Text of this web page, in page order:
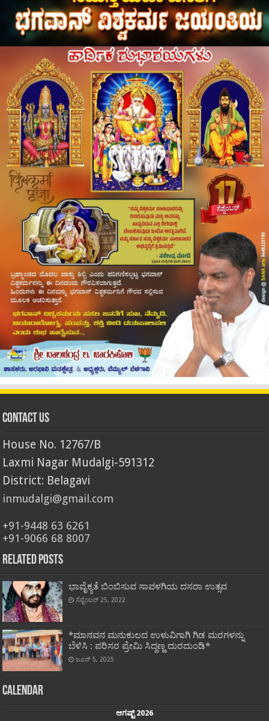
Contact Us
House No. 12767/B
Laxmi Nagar Mudalgi-591312
District: Belagavi
inmudalgi@gmail.com
+91-9448 63 6261
+91-9066 68 8007
Related Posts
ಭಾವೈಕ್ಯತೆ ಬಿಂಬಿಸುವ ಸಾವಳಗಿಯ ದಸರಾ ಉತ್ಸವ
ಸೆಪ್ಟೆಂಬರ್ 25, 2022
*ಮಾನವನ ಮನುಕುಲದ ಉಳುವಿಗಾಗಿ ಗಿಡ ಮರಗಳನ್ನು
ಬೆಳಿಸಿ : ಪರಿಸರ ಪ್ರೇಮಿ ಸಿದ್ದಣ್ಣ ದುರದುಂಡಿ*
ಜೂನ್ 5, 2025
Calendar
ಆಗಷ್ಟ್ 2026